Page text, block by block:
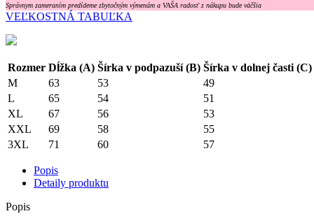
Správnym zameraním predídeme zbytočným výmenám a VAŠA radosť z nákupu bude väčšia
VEĽKOSTNÁ TABUĽKA
Rozmer Dĺžka (A) Šírka v podpazuší (B) Šírka v dolnej časti (C)
M
63 53 49
L
65 54 51
XL
67 56 53
XXL
69 58 55
3XL
71 60 57
Popis
Detaily produktu
Popis